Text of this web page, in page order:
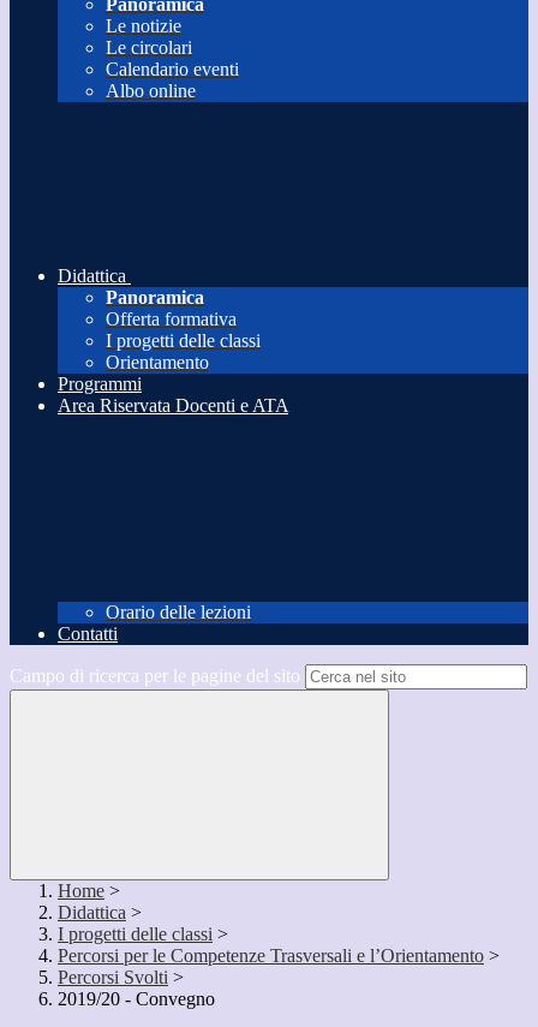
Panoramica
Le notizie
Le circolari
Calendario eventi
Albo online
Didattica
Panoramica
Offerta formativa
I progetti delle classi
Orientamento
Programmi
Area Riservata Docenti e ATA
Orario delle lezioni
Contatti
Campo di ricerca per le pagine del sito
Home >
Didattica >
I progetti delle classi >
Percorsi per le Competenze Trasversali e l’Orientamento >
Percorsi Svolti >
2019/20 - Convegno